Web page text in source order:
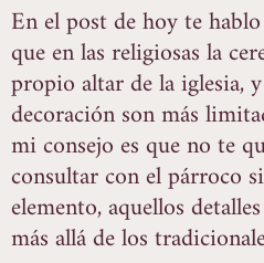
En el post de hoy te
que en las religiosas la
propio altar de la iglesia,
decoración son más
mi consejo es que no te
consultar con el párroco
elemento, aquellos
más allá de los